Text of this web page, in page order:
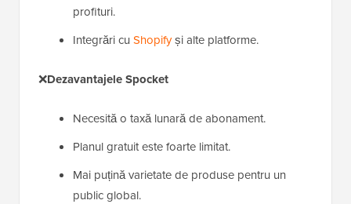
profituri.
Integrări cu Shopifyși alte platforme.
❌Dezavantajele Spocket
Necesită o taxă lunară de abonament.
Planul gratuit este foarte limitat.
Mai puțină varietate de produse pentru un
public global.